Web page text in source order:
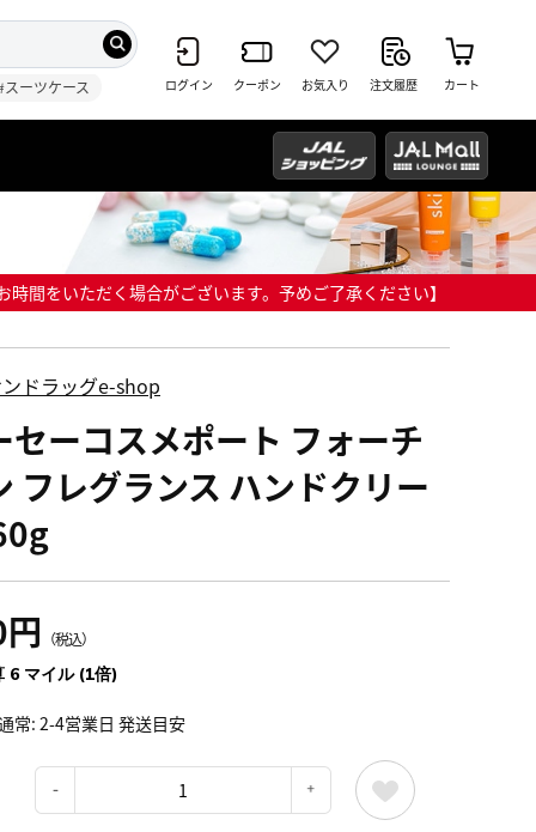
スーツケース ログイン クーポン お気入り 注文履歴 カート
間をいただく場合がございます。予めご了承ください】
ドラッグe-shop
セーコスメポート フォーチ
フレグランス ハンドクリー
（税込）
6 マイル (1倍)
常: 2-4営業日 発送目安